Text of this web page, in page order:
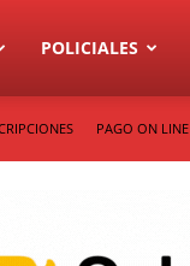
POLICIALES
PAGO ON LINE